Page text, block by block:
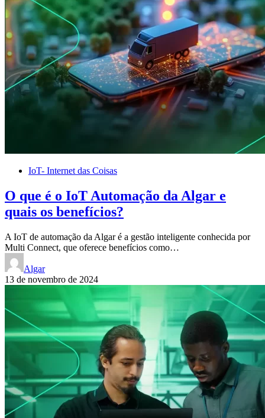
IoT- Internet das Coisas
O que é o IoT Automação da Algar e
quais os benefícios?
A IoT de automação da Algar é a gestão inteligente conhecida por
Multi Connect, que oferece benefícios como…
Algar
13 de novembro de 2024